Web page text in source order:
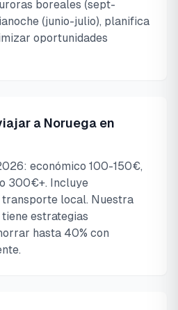
boreales (sept-
(junio-julio), planifica
oportunidades
a Noruega en
económico 100-150€,
300€+. Incluye
transporte local. Nuestra
estrategias
hasta 40% con